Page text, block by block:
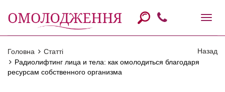
Назад
Головна
Статті
Радиолифтинг лица и тела: как омолодиться благодаря
ресурсам собственного организма